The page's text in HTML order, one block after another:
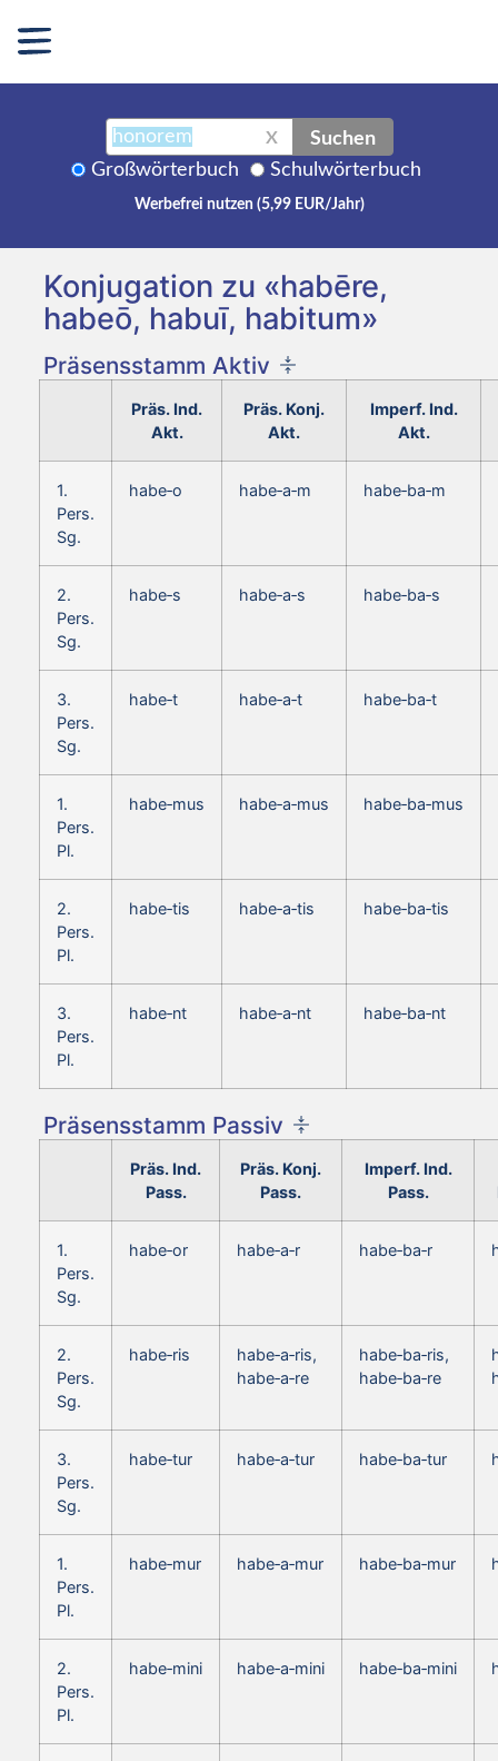
X Suchen
Großwörterbuch Schulwörterbuch
Werbefrei nutzen (5,99 EUR/Jahr)
Konjugation zu «habēre,
habeō, habuī, habitum»
Präsensstamm Aktiv
Präs. Ind.
Akt.
Präs. Konj.
Akt.
Imperf. Ind.
Akt.
1.
Pers.
Sg.
habe‑o habe‑a‑m habe‑ba‑m
2.
Pers.
Sg.
habe‑s habe‑a‑s habe‑ba‑s
3.
Pers.
Sg.
habe‑t habe‑a‑t habe‑ba‑t
1.
Pers.
Pl.
habe‑mus habe‑a‑mus habe‑ba‑mus
2.
Pers.
Pl.
habe‑tis habe‑a‑tis habe‑ba‑tis
3.
Pers.
Pl.
habe‑nt habe‑a‑nt habe‑ba‑nt
Präsensstamm Passiv
Präs. Ind.
Pass.
Präs. Konj.
Pass.
Imperf. Ind.
Pass.
1.
Pers.
Sg.
habe‑or habe‑a‑r habe‑ba‑r
2.
Pers.
Sg.
habe‑ris
habe‑a‑ris,
habe‑a‑re
habe‑ba‑ris,
habe‑ba‑re
3.
Pers.
Sg.
habe‑tur habe‑a‑tur habe‑ba‑tur
1.
Pers.
Pl.
habe‑mur habe‑a‑mur habe‑ba‑mur
2.
Pers.
Pl.
habe‑mini habe‑a‑mini habe‑ba‑mini